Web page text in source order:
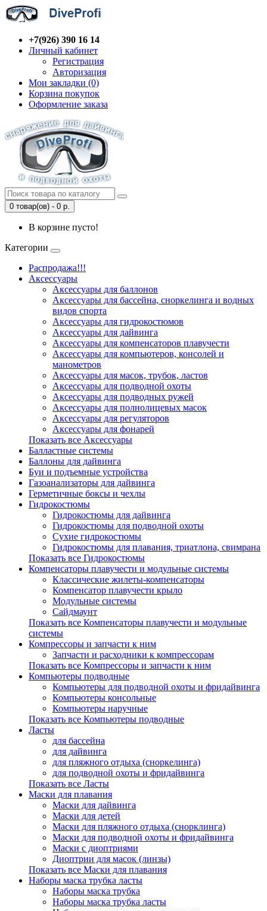
+7(926) 390 16 14
Личный кабинет
Регистрация
Авторизация
Мои закладки (0)
Корзина покупок
Оформление заказа
0 товар(ов) - 0 р.
В корзине пусто!
Категории
Распродажа!!!
Аксессуары
Аксессуары для баллонов
Аксессуары для бассейна, сноркелинга и водных
видов спорта
Аксессуары для гидрокостюмов
Аксессуары для дайвинга
Аксессуары для компенсаторов плавучести
Аксессуары для компьютеров, консолей и
манометров
Аксессуары для масок, трубок, ластов
Аксессуары для подводной охоты
Аксессуары для подводных ружей
Аксессуары для полнолицевых масок
Аксессуары для регуляторов
Аксессуары для фонарей
Показать все Аксессуары
Балластные системы
Баллоны для дайвинга
Буи и подъемные устройства
Газоанализаторы для дайвинга
Герметичные боксы и чехлы
Гидрокостюмы
Гидрокостюмы для дайвинга
Гидрокостюмы для подводной охоты
Сухие гидрокостюмы
Гидрокостюмы для плавания, триатлона, свимрана
Показать все Гидрокостюмы
Компенсаторы плавучести и модульные системы
Классические жилеты-компенсаторы
Компенсатор плавучести крыло
Модульные системы
Сайдмаунт
Показать все Компенсаторы плавучести и модульные
системы
Компрессоры и запчасти к ним
Запчасти и расходники к компрессорам
Показать все Компрессоры и запчасти к ним
Компьютеры подводные
Компьютеры для подводной охоты и фридайвинга
Компьютеры консольные
Компьютеры наручные
Показать все Компьютеры подводные
Ласты
для бассейна
для дайвинга
для пляжного отдыха (сноркелинга)
для подводной охоты и фридайвинга
Показать все Ласты
Маски для плавания
Маски для дайвинга
Маски для детей
Маски для пляжного отдыха (снорклинга)
Маски для подводной охоты и фридайвинга
Маски с диоптриями
Диоптрии для масок (линзы)
Показать все Маски для плавания
Наборы маска трубка ласты
Наборы маска трубка
Наборы маска трубка ласты